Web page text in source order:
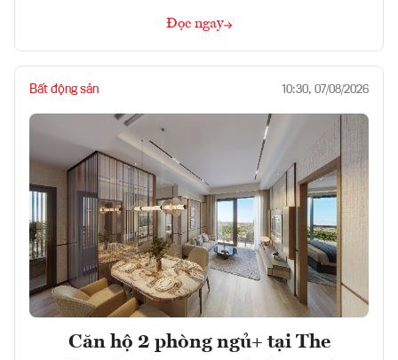
Đọc ngay
Bất động sản 10:30, 07/08/2026
Căn hộ 2 phòng ngủ+ tại The